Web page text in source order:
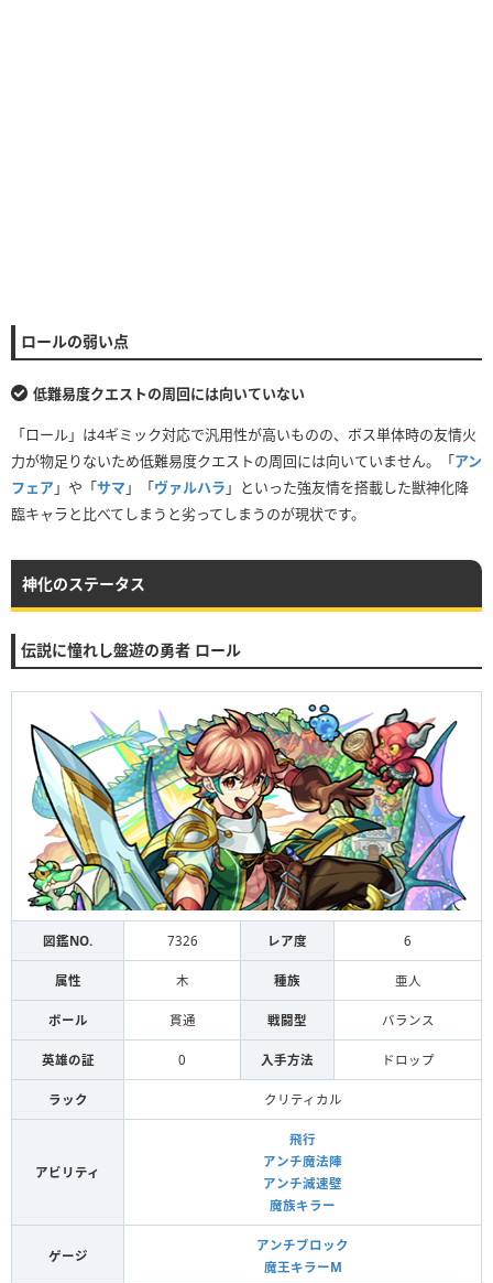
ロールの弱い点
低難易度クエストの周回には向いていない
「ロール」は4ギミック対応で汎用性が高いものの、ボス単体時の友情火
力が物足りないため低難易度クエストの周回には向いていません。「アン
フェア」や「サマ 」「ヴァルハラ 」といった強友情を搭載した獣神化降
臨キャラと比べてしまうと劣ってしまうのが現状です。
神化のステータス
伝説に憧れし盤遊の勇者 ロール
図鑑NO. 7326 レア度 6
属性 木 種族 亜人
ボール 貫通 戦闘型 バランス
英雄の証 0 入手方法 ドロップ
ラック クリティカル
アビリティ
飛行
アンチ魔法陣
アンチ減速壁
魔族キラー
ゲージ
アンチブロック
魔王キラーM